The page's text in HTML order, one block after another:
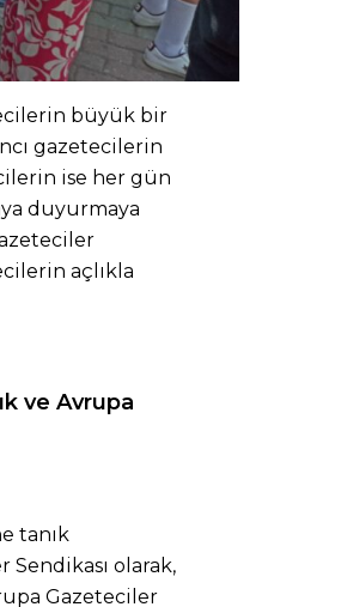
büyük bir
gazetecilerin
ise her gün
duyurmaya
açlıkla
ve Avrupa
tanık
olarak,
Gazeteciler